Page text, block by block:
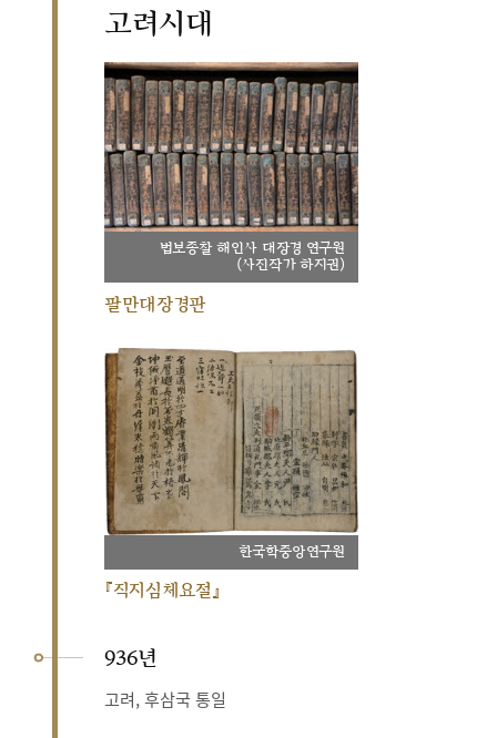
고려시대
법보종찰 해인사 대장경 연구원
(사진작가 하지권)
팔만대장경판
한국학중앙연구원
『직지심체요절』
936년
고려, 후삼국 통일